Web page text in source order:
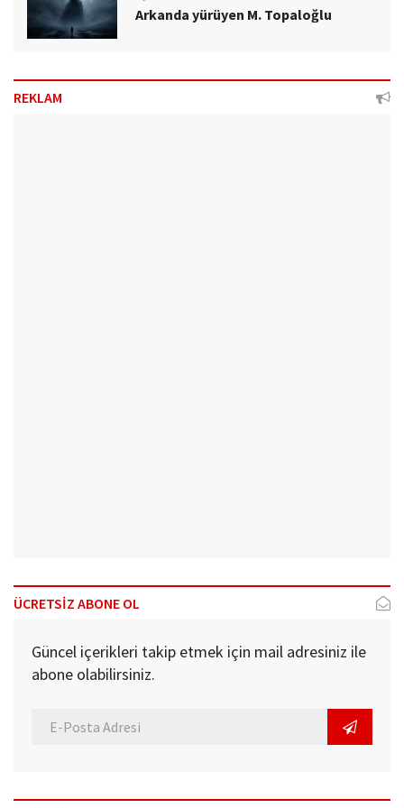
Arkanda yürüyen M. Topaloğlu
REKLAM
ÜCRETSİZ ABONE OL
Güncel içerikleri takip etmek için mail adresiniz ile
abone olabilirsiniz.